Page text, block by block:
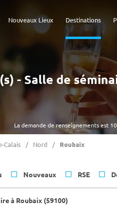
Destinations
Nouveaux Lieux
La demande de renseignements est
- Salle de
Calais Nord Roubaix
Nouveaux RSE
à Roubaix (59100)